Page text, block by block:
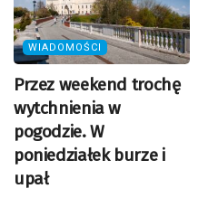
WIADOMOŚCI
Przez weekend trochę
wytchnienia w
pogodzie. W
poniedziałek burze i
upał